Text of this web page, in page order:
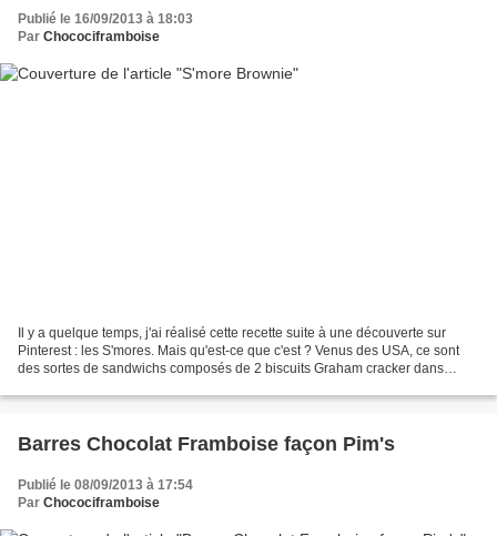
Publié le 16/09/2013 à 18:03
Par Chocociframboise
Il y a quelque temps, j'ai réalisé cette recette suite à une découverte sur
Pinterest : les S'mores. Mais qu'est-ce que c'est ? Venus des USA, ce sont
des sortes de sandwichs composés de 2 biscuits Graham cracker dans
Barres Chocolat Framboise façon Pim's
Publié le 08/09/2013 à 17:54
Par Chocociframboise